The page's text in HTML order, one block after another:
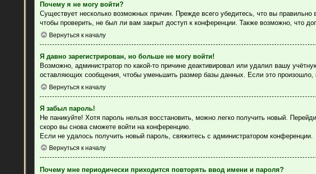
Почему я не могу войти?
Существует несколько возможных причин. Прежде всего убедитесь, что вы
чтобы проверить, не был ли вам закрыт доступ к конференции. Также возможно, что
Вернуться к началу
Я давно зарегистрирован, но больше не могу войти!
Возможно, администратор по какой-то причине деактивировал или удалил вашу
оставляющих сообщения, чтобы уменьшить размер базы данных. Если это произошло,
Вернуться к началу
Я забыл пароль!
Не паникуйте! Хотя пароль нельзя восстановить, можно легко получить новый.
скоро вы снова сможете войти на конференцию.
Если не удалось получить новый пароль, свяжитесь с администратором конференции.
Вернуться к началу
Почему мне периодически приходится повторять ввод имени и пароля?